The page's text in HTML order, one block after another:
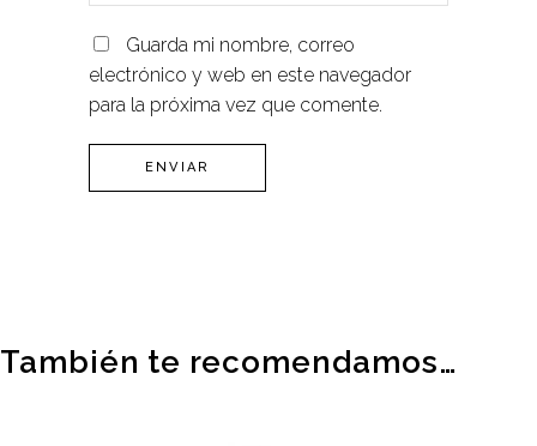
Guarda mi nombre, correo
electrónico y web en este navegador
para la próxima vez que comente.
También te recomendamos…